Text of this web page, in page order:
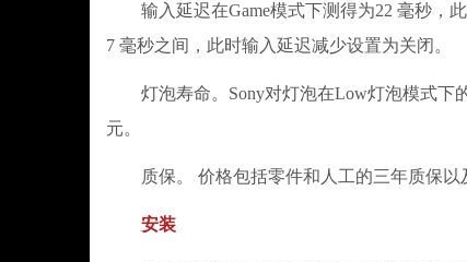
输入延迟在Game模式下测得为22 毫秒，此
7 毫秒之间，此时输入延迟减少设置为关闭。
灯泡寿命。Sony对灯泡在Low灯泡模式下的
元。
质保。 价格包括零件和人工的三年质保以
安装